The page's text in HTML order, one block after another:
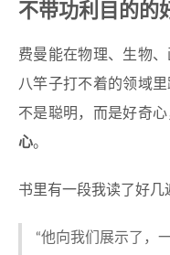
不带功利目的的
费曼能在物理、生物
八竿子打不着的领域
不是聪明，而是好奇
心。
书里有一段我读了好几
“他向我们展示了，